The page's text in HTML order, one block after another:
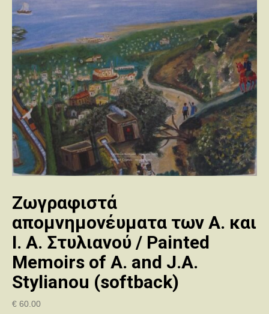
Ζωγραφιστά
απομνημονέυματα των Α. και
Ι. Α. Στυλιανού / Painted
Memoirs of A. and J.A.
Stylianou (softback)
€ 60.00